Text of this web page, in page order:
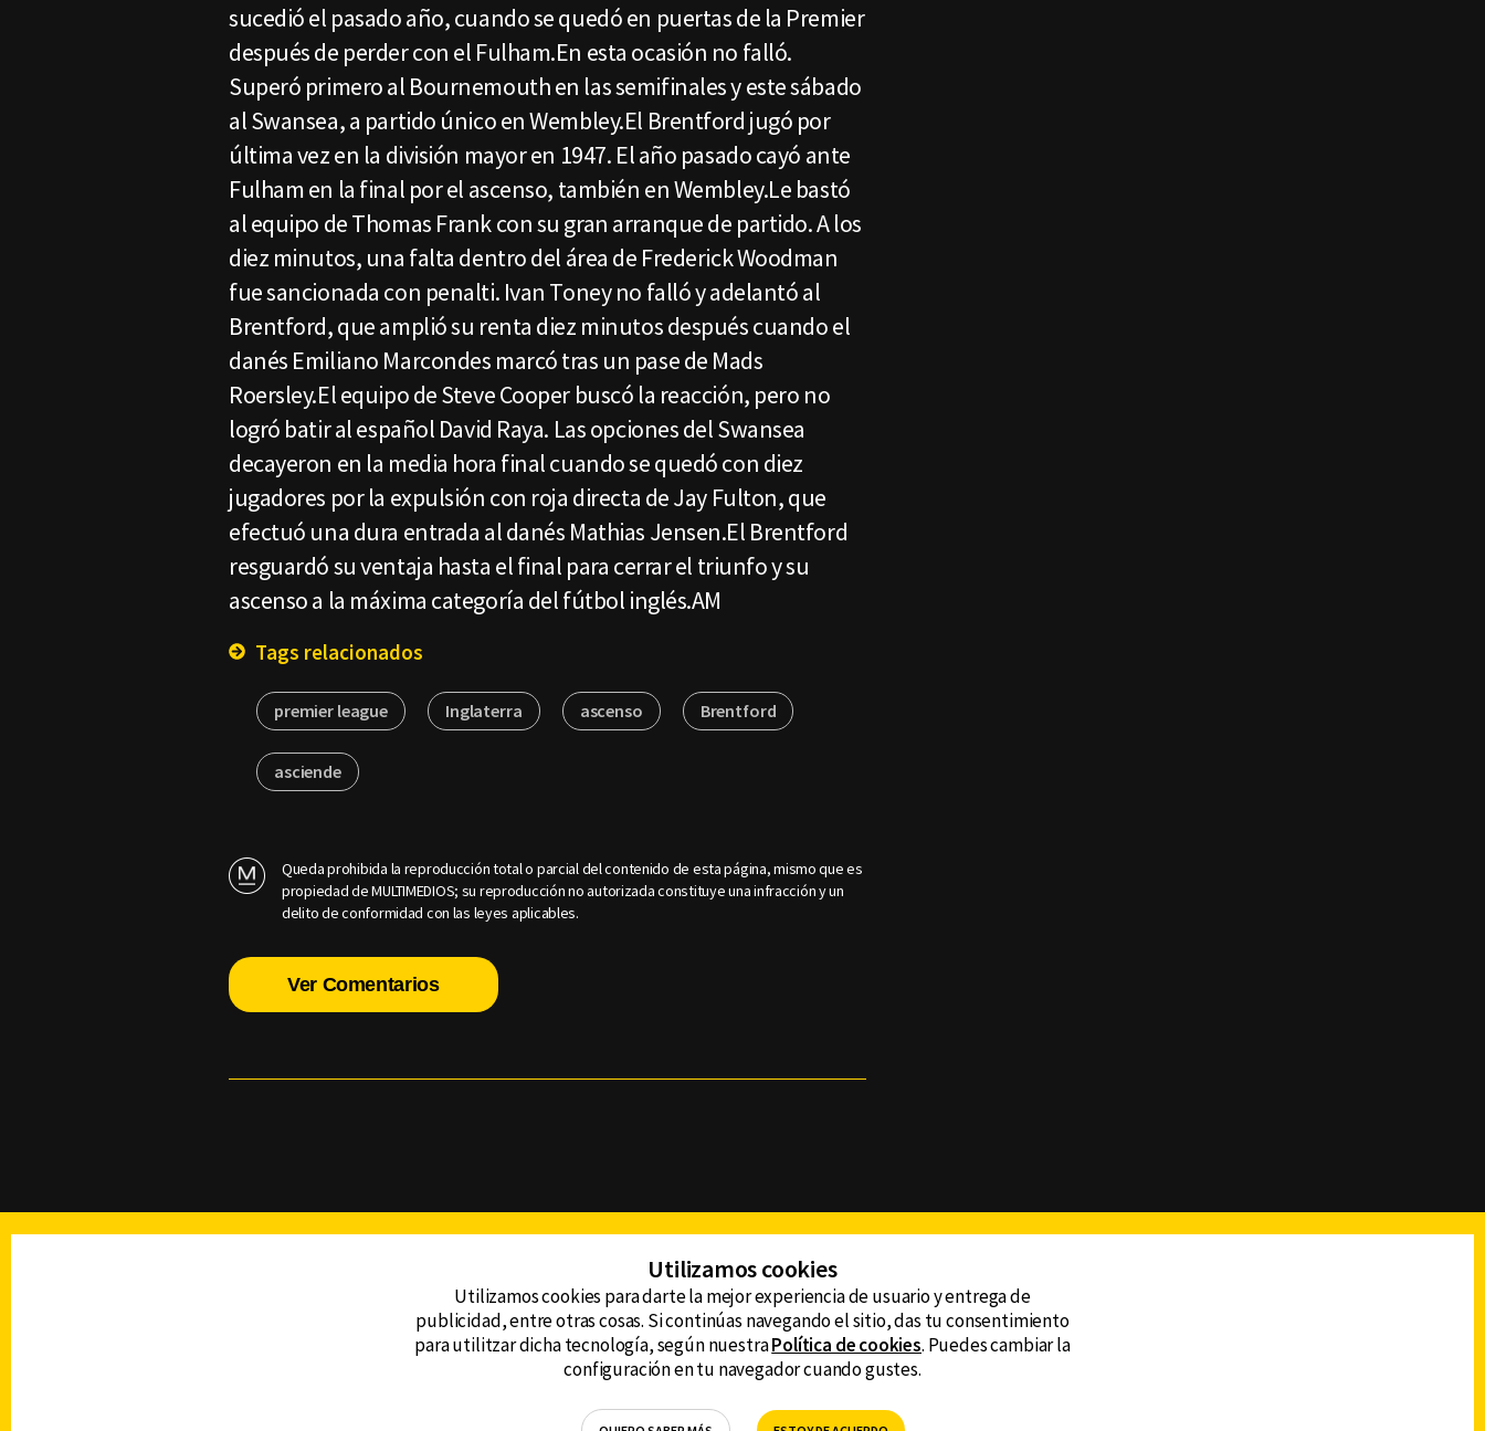
sucedió el pasado año, cuando se quedó en puertas de la Premier
después de perder con el Fulham.En esta ocasión no falló.
Superó primero al Bournemouth en las semifinales y este sábado
al Swansea, a partido único en Wembley.El Brentford jugó por
última vez en la división mayor en 1947. El año pasado cayó ante
Fulham en la final por el ascenso, también en Wembley.Le bastó
al equipo de Thomas Frank con su gran arranque de partido. A los
diez minutos, una falta dentro del área de Frederick Woodman
fue sancionada con penalti. Ivan Toney no falló y adelantó al
Brentford, que amplió su renta diez minutos después cuando el
danés Emiliano Marcondes marcó tras un pase de Mads
Roersley.El equipo de Steve Cooper buscó la reacción, pero no
logró batir al español David Raya. Las opciones del Swansea
decayeron en la media hora final cuando se quedó con diez
jugadores por la expulsión con roja directa de Jay Fulton, que
efectuó una dura entrada al danés Mathias Jensen.El Brentford
resguardó su ventaja hasta el final para cerrar el triunfo y su
ascenso a la máxima categoría del fútbol inglés.AM
Tags relacionados
premier league Inglaterra ascenso Brentford
asciende
Queda prohibida la reproducción total o parcial del contenido de esta página, mismo que es
propiedad de MULTIMEDIOS; su reproducción no autorizada constituye una infracción y un
delito de conformidad con las leyes aplicables.
Ver Comentarios
DERECHOS RESERVADOS © CANAL 6 2026
Prohibida la reproducción total o parcial, incluyendo
CONTACTO
AVISO DE PRIVACIDAD
AVISO LEGAL
DEFENSORÍA DE LAS AUDIENCIAS
Utilizamos cookies
Utilizamos cookies para darte la mejor experiencia de usuario y entrega de
publicidad, entre otras cosas. Si continúas navegando el sitio, das tu consentimiento
para utilitzar dicha tecnología, según nuestraPolítica de cookies. Puedes cambiar la
configuración en tu navegador cuando gustes.